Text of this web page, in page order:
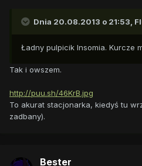
Dnia 20.08.2013 o 21:53,
Ładny pulpicik Insomia. Kurcze
Tak i owszem.
http://puu.sh/46KrB.jpg
To akurat stacjonarka, kiedyś tu
zadbany).
Bester